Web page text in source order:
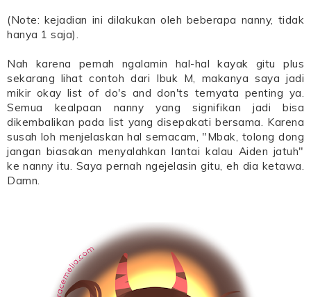
(Note: kejadian ini dilakukan oleh beberapa nanny, tidak
hanya 1 saja).
Nah karena pernah ngalamin hal-hal kayak gitu plus
sekarang lihat contoh dari Ibuk M, makanya saya jadi
mikir okay list of do's and don'ts ternyata penting ya.
Semua kealpaan nanny yang signifikan jadi bisa
dikembalikan pada list yang disepakati bersama. Karena
susah loh menjelaskan hal semacam, "Mbak, tolong dong
jangan biasakan menyalahkan lantai kalau Aiden jatuh"
ke nanny itu. Saya pernah ngejelasin gitu, eh dia ketawa.
Damn.